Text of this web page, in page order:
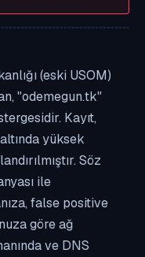
(eski USOM)
"odemegun.tk"
Kayıt,
yüksek
Söz
ile
false positive
göre ağ
ve DNS